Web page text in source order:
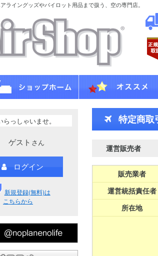
ライングッズやパイロット用品まで扱う、空の専門店。
らっしゃいませ。
ゲスト さん
ログイン
新規登録(無料)は
こちらから
特定商取
運営販売者
販売業者
運営統括責任者
所在地